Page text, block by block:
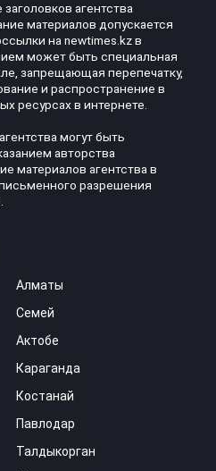
агентства
материалов допускается
на newtimes.kz в
может быть специальная
запрещающая перепечатку,
и распространение в
ресурсах в интернете.
могут быть
авторства
материалов агентства в
разрешения
Алматы
Семей
Актобе
Караганда
Костанай
Павлодар
Талдыкорган